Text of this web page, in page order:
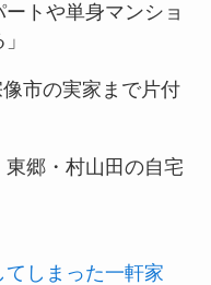
トや単身マンショ
市の実家まで片付
東郷・村山田の自宅
しまった一軒家